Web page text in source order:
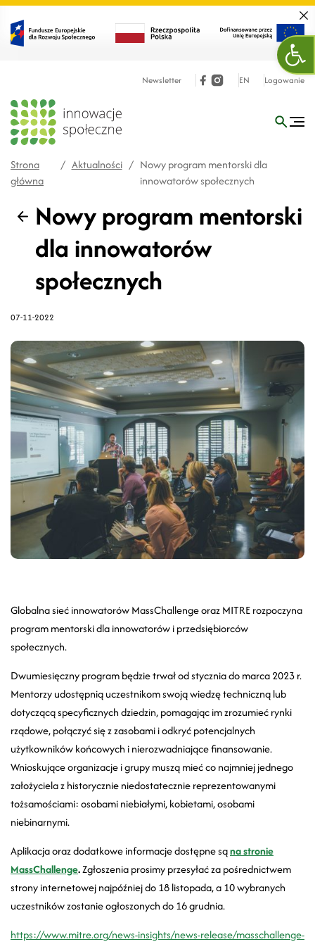
Newsletter EN Logowanie
Strona
główna
/ Aktualności / Nowy program mentorski dla
innowatorów społecznych
Wstecz
Nowy program mentorski
dla innowatorów
społecznych
07-11-2022
Globalna sieć innowatorów MassChallenge oraz MITRE rozpoczyna
program mentorski dla innowatorów i przedsiębiorców
społecznych.
Dwumiesięczny program będzie trwał od stycznia do marca 2023 r.
Mentorzy udostępnią uczestnikom swoją wiedzę techniczną lub
dotyczącą specyficznych dziedzin, pomagając im zrozumieć rynki
rządowe, połączyć się z zasobami i odkryć potencjalnych
użytkowników końcowych i nierozwadniające finansowanie.
Wnioskujące organizacje i grupy muszą mieć co najmniej jednego
założyciela z historycznie niedostatecznie reprezentowanymi
tożsamościami: osobami niebiałymi, kobietami, osobami
niebinarnymi.
Aplikacja oraz dodatkowe informacje dostępne sąna stronie
MassChallenge.Zgłoszenia prosimy przesyłać za pośrednictwem
strony internetowej najpóźniej do 18 listopada, a 10 wybranych
uczestników zostanie ogłoszonych do 16 grudnia.
https://www.mitre.org/news-insights/news-release/masschallenge-